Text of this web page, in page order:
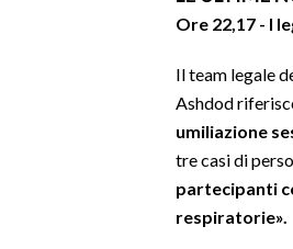
Ore 22,17 - I
Il team legale
Ashdod
umiliazione
tre casi di
partecipanti
respiratorie».